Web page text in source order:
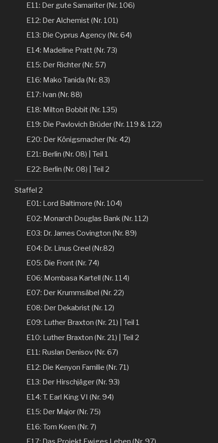
E11: Der gute Samariter (Nr. 106)
E12: Der Alchemist (Nr. 101)
E13: Die Cyprus Agency (Nr. 64)
E14: Madeline Pratt (Nr. 73)
E15: Der Richter (Nr. 57)
E16: Mako Tanida (Nr. 83)
E17: Ivan (Nr. 88)
E18: Milton Bobbit (Nr. 135)
E19: Die Pavlovich Brüder (Nr. 119 & 122)
E20: Der Königsmacher (Nr. 42)
E21: Berlin (Nr. 08) | Teil 1
E22: Berlin (Nr. 08) | Teil 2
Staffel 2
E01: Lord Baltimore (Nr. 104)
E02: Monarch Douglas Bank (Nr. 112)
E03: Dr. James Covington (Nr. 89)
E04: Dr. Linus Creel (Nr.82)
E05: Die Front (Nr. 74)
E06: Mombasa Kartell (Nr. 114)
E07: Der Krummsäbel (Nr. 22)
E08: Der Dekabrist (Nr. 12)
E09: Luther Braxton (Nr. 21) | Teil 1
E10: Luther Braxton (Nr. 21) | Teil 2
E11: Ruslan Denisov (Nr. 67)
E12: Die Kenyon Familie (Nr. 71)
E13: Der Hirschjäger (Nr. 93)
E14: T. Earl King VI (Nr. 94)
E15: Der Major (Nr. 75)
E16: Tom Keen (Nr. 7)